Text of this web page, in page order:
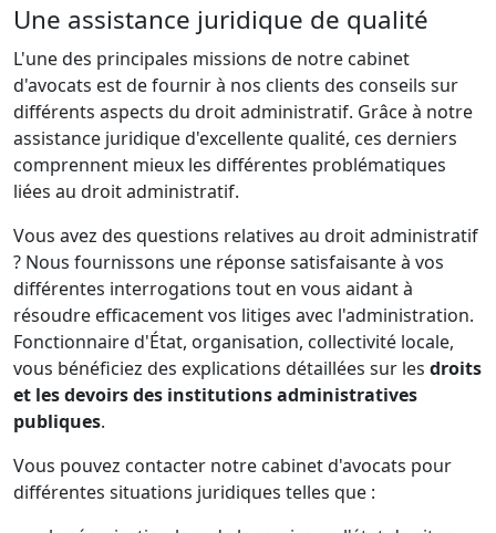
Une assistance juridique de qualité
L'une des principales missions de notre cabinet
d'avocats est de fournir à nos clients des conseils sur
différents aspects du droit administratif. Grâce à notre
assistance juridique d'excellente qualité, ces derniers
comprennent mieux les différentes problématiques
liées au droit administratif.
Vous avez des questions relatives au droit administratif
? Nous fournissons une réponse satisfaisante à vos
différentes interrogations tout en vous aidant à
résoudre efficacement vos litiges avec l'administration.
Fonctionnaire d'État, organisation, collectivité locale,
vous bénéficiez des explications détaillées sur les droits
et les devoirs des institutions administratives
publiques.
Vous pouvez contacter notre cabinet d'avocats pour
différentes situations juridiques telles que :